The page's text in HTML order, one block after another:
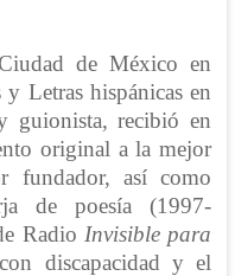
de México en
Letras hispánicas en
guionista, recibió en
original a la mejor
fundador, así como
de poesía (1997-
Radio Invisible para
discapacidad y el